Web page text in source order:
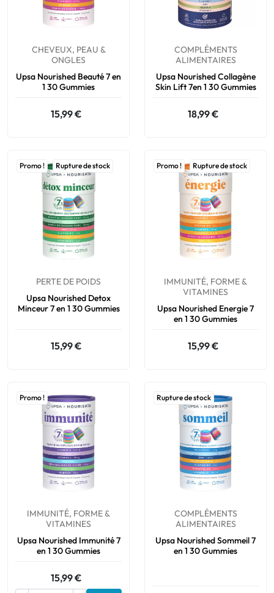
CHEVEUX, PEAU &
ONGLES
Upsa Nourished Beauté 7 en
1 30 Gummies
15,99 €
COMPLÉMENTS
ALIMENTAIRES
Upsa Nourished Collagène
Skin Lift 7en 1 30 Gummies
18,99 €
Promo ! Rupture de stock
PERTE DE POIDS
Upsa Nourished Detox
Minceur 7 en 1 30 Gummies
15,99 €
Promo ! Rupture de stock
IMMUNITÉ, FORME &
VITAMINES
Upsa Nourished Energie 7
en 1 30 Gummies
15,99 €
Promo !
IMMUNITÉ, FORME &
VITAMINES
Upsa Nourished Immunité 7
en 1 30 Gummies
15,99 €
Rupture de stock
COMPLÉMENTS
ALIMENTAIRES
Upsa Nourished Sommeil 7
en 1 30 Gummies